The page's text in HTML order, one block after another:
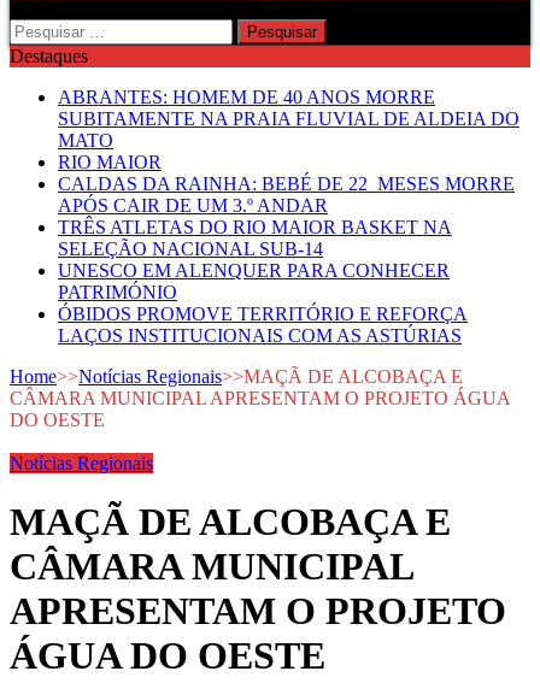
Pesquisar
por:
Destaques
ABRANTES: HOMEM DE 40 ANOS MORRE
SUBITAMENTE NA PRAIA FLUVIAL DE ALDEIA DO
MATO
RIO MAIOR
CALDAS DA RAINHA: BEBÉ DE 22 MESES MORRE
APÓS CAIR DE UM 3.º ANDAR
TRÊS ATLETAS DO RIO MAIOR BASKET NA
SELEÇÃO NACIONAL SUB-14
UNESCO EM ALENQUER PARA CONHECER
PATRIMÓNIO
ÓBIDOS PROMOVE TERRITÓRIO E REFORÇA
LAÇOS INSTITUCIONAIS COM AS ASTÚRIAS
Home>>Notícias Regionais>>MAÇÃ DE ALCOBAÇA E
CÂMARA MUNICIPAL APRESENTAM O PROJETO ÁGUA
DO OESTE
Notícias Regionais
MAÇÃ DE ALCOBAÇA E
CÂMARA MUNICIPAL
APRESENTAM O PROJETO
ÁGUA DO OESTE